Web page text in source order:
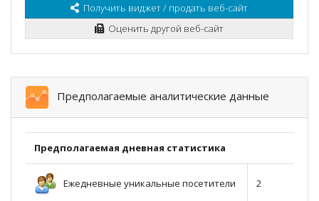
Получить виджет / продать веб-сайт
Оценить другой веб-сайт
Предполагаемые аналитические данные
Предполагаемая дневная статистика
Ежедневные уникальные посетители 2